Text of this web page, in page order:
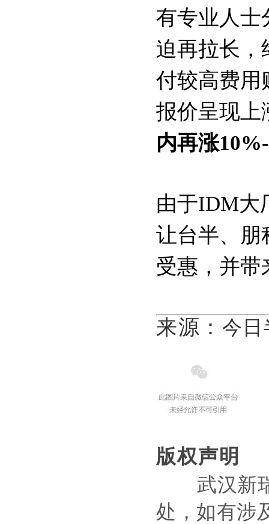
有专业人士
迫再拉长，
付较高费用
报价呈现上
内再涨
由于IDM大
让台半、朋
受惠，并带
来源： 今日
版权声明
武汉新瑞
处，如有涉